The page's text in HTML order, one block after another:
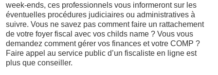
week-ends, ces professionnels vous informeront sur les
éventuelles procédures judiciaires ou administratives à
suivre. Vous ne savez pas comment faire un rattachement
de votre foyer fiscal avec vos childs name ? Vous vous
demandez comment gérer vos finances et votre COMP ?
Faire appel au service public d’un fiscaliste en ligne est
plus que conseiller.